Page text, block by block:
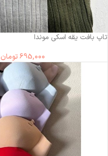
-36%
تاپ بافت یقه اسکی موندا
695,000تومان